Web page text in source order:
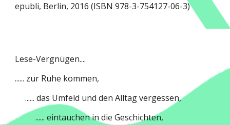
epubli, Berlin, 2016 (ISBN 978-3-754127-06-3)
Lese-Vergnügen....
...... zur Ruhe kommen,
...... das Umfeld und den Alltag vergessen,
...... eintauchen in die Geschichten,